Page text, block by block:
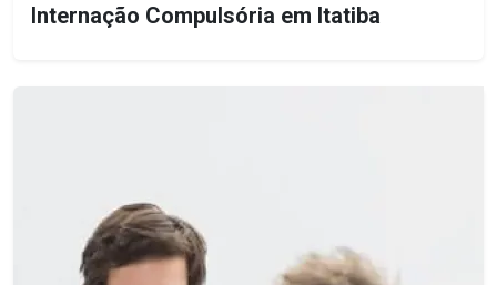
Internação Compulsória em Itatiba